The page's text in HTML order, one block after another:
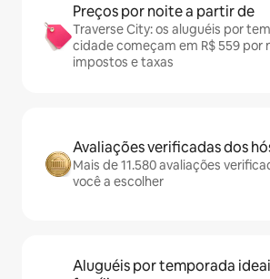
Preços por noite a partir de
Traverse City: os aluguéis por
cidade começam em R$ 559 por
impostos e taxas
Avaliações verificadas dos
Mais de 11.580 avaliações
você a escolher
Aluguéis por temporada